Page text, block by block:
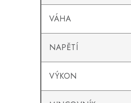
VÁHA
NAPĚTÍ
VÝKON